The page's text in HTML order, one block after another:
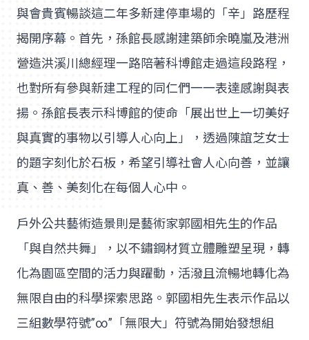
與會貴賓暢談這二年多新建停車場的「辛」路歷程
揭開序幕。首先，孫館長感謝建築師余曉嵐及港洲
營造洪溪川總經理一路陪著科博館走過這段路程，
也對所有參與新建工程的同仁們一一表達感謝與表
揚。孫館長表示科博館的使命「展出世上一切美好
與真實的事物以引導人心向上」，透過陳誼芝女士
的題字刻化於石板，希望引導社會人心向善，並讓
真、善、美刻化在每個人心中。
戶外公共藝術造景則是藝術家郭國相先生的作品
「與自然共舞」，以不鏽鋼材質立體雕塑呈現，轉
化為園區空間的活力與躍動，活潑且流暢地轉化為
無限自由的科學探索思路。郭國相先生表示作品以
三組數學符號”∞”「無限大」符號為開始發想組